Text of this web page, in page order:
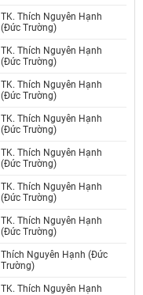
TK. Thích Nguyên Hạnh
(Đức Trường)
TK. Thích Nguyên Hạnh
(Đức Trường)
TK. Thích Nguyên Hạnh
(Đức Trường)
TK. Thích Nguyên Hạnh
(Đức Trường)
TK. Thích Nguyên Hạnh
(Đức Trường)
TK. Thích Nguyên Hạnh
(Đức Trường)
TK. Thích Nguyên Hạnh
(Đức Trường)
Thích Nguyên Hạnh (Đức
Trường)
TK. Thích Nguyên Hạnh